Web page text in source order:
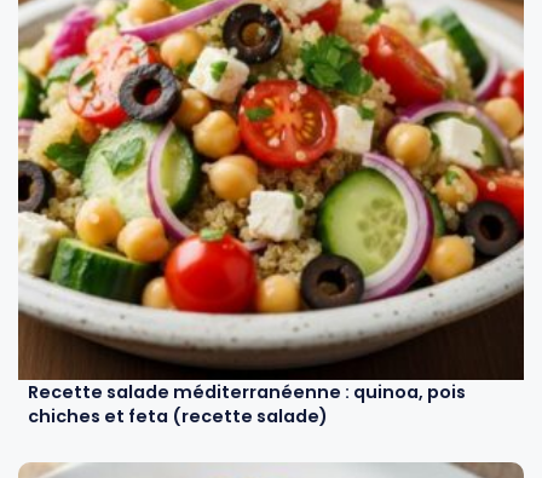
Recette salade méditerranéenne : quinoa, pois
chiches et feta (recette salade)